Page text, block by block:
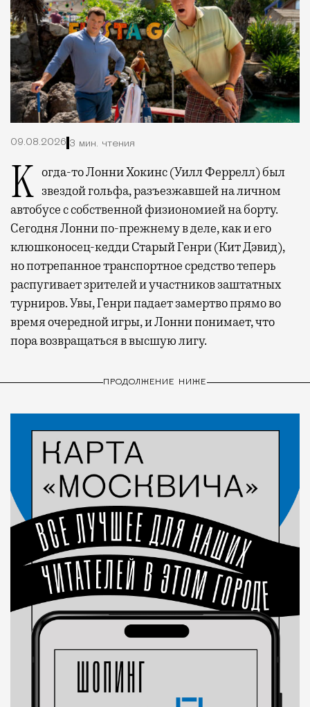
09.08.2026 3 мин. чтения
Когда-то Лонни Хокинс (Уилл Феррелл) был звездой гольфа, разъезжавшей на личном
автобусе с собственной физиономией на борту.
Сегодня Лонни по-прежнему в деле, как и его
клюшконосец-кедди Старый Генри (Кит Дэвид),
но потрепанное транспортное средство теперь
распугивает зрителей и участников заштатных
турниров. Увы, Генри падает замертво прямо во
время очередной игры, и Лонни понимает, что
пора возвращаться в высшую лигу.
ПРОДОЛЖЕНИЕ НИЖЕ